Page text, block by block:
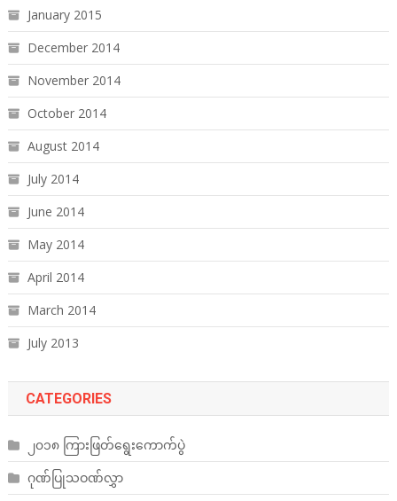
January 2015
December 2014
November 2014
October 2014
August 2014
July 2014
June 2014
May 2014
April 2014
March 2014
July 2013
CATEGORIES
၂၀၁၈ ကြားဖြတ်ရွေးကောက်ပွဲ
ဂုဏ်ပြုသဝဏ်လွှာ